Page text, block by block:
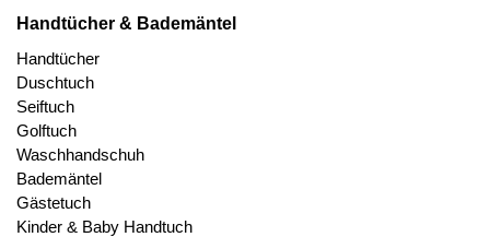
Handtücher & Bademäntel
Handtücher
Duschtuch
Seiftuch
Golftuch
Waschhandschuh
Bademäntel
Gästetuch
Kinder & Baby Handtuch